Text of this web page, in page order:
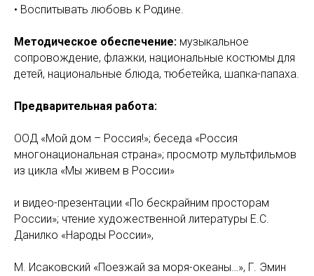
• Воспитывать любовь к Родине.
Методическое обеспечение: музыкальное
сопровождение, флажки, национальные костюмы для
детей, национальные блюда, тюбетейка, шапка-папаха.
Предварительная работа:
ООД «Мой дом – Россия!»; беседа «Россия
многонациональная страна»; просмотр мультфильмов
из цикла «Мы живем в России»
и видео-презентации «По бескрайним просторам
России»; чтение художественной литературы Е.С.
Данилко «Народы России»,
М. Исаковский «Поезжай за моря-океаны…», Г. Эмин